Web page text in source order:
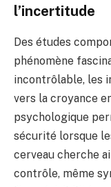
l’incertitude
Des études
phénomène
incontrôlable, les
vers la croyance
psychologique
sécurité lorsque
cerveau cherche
contrôle, même